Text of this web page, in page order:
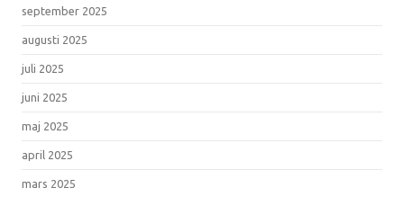
september 2025
augusti 2025
juli 2025
juni 2025
maj 2025
april 2025
mars 2025